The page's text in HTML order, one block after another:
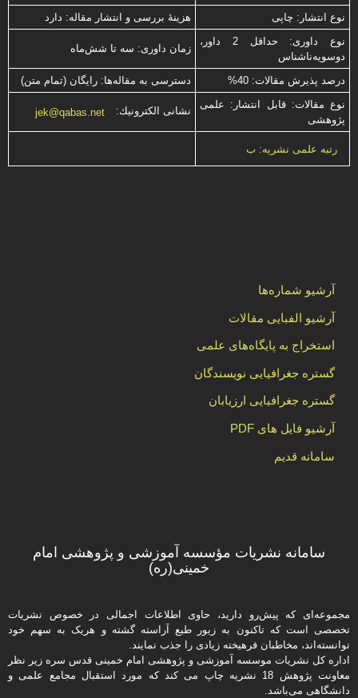
نوع انتشار: چاپی
هزینۀ بررسی و انتشار مقاله: دارد
نوع داوری: حداقل 2 داور،
دوسویه‌ناشناس
زمان داوری: سه تا شش‌ماه
درصد پذیرش مقالات: 40%
دسترسی به مقاله‌ها: رایگان (تمام متن)
نوع مقالات: قابل انتشار: علمی
پژوهشی
نشانی الكترونیك: jek@qabas.net
رتبه علمی نشریه: ب
آرشیو شماره‌ها
آرشیو الفبایی مقالات
استخراج به پایگاه‌های علمی
گستره جغرافیایی نویسندگان
گستره جغرافیایی ارزیابان
آرشیو فایل های PDF
سامانه قدیم
سامانه نشریات مؤسسه آموزشی و پژوهشی امام
خمینی(ره)
مجموعه‌ای که پیش‌رو دارید،‌ حاوی اطلاعات اجمالی در خصوص نشریات
تخصصی است که تاکنون به زیور طبع آراسته گشته و هریک به سهم خود
توانسته‌اند، مخاطبان فرهیخته‌ زیادی را جذب نمایند.
اداره كل نشریات موسسه آموزشی و پژوهشی امام خمینی قدس سره زیر نظر
معاونت پژوهش 18 نشریه چاپ می کند که مورد استقبال مجامع علمی و
دانشگاهی می‌باشد.